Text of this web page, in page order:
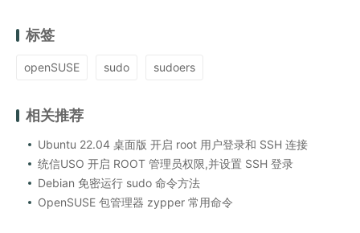
标签
openSUSE sudo sudoers
相关推荐
Ubuntu 22.04 桌面版 开启 root 用户登录和 SSH 连接
统信USO 开启 ROOT 管理员权限,并设置 SSH 登录
Debian 免密运行 sudo 命令方法
OpenSUSE 包管理器 zypper 常用命令